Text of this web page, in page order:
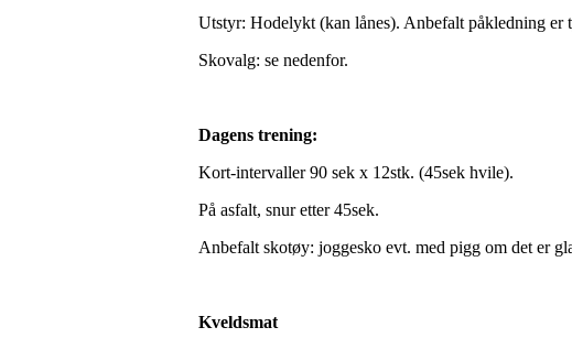
Utstyr: Hodelykt (kan lånes). Anbefalt påkledning er
Skovalg: se nedenfor.
Dagens trening:
Kort-intervaller 90 sek x 12stk. (45sek hvile).
På asfalt, snur etter 45sek.
Anbefalt skotøy: joggesko evt. med pigg om det er
Kveldsmat